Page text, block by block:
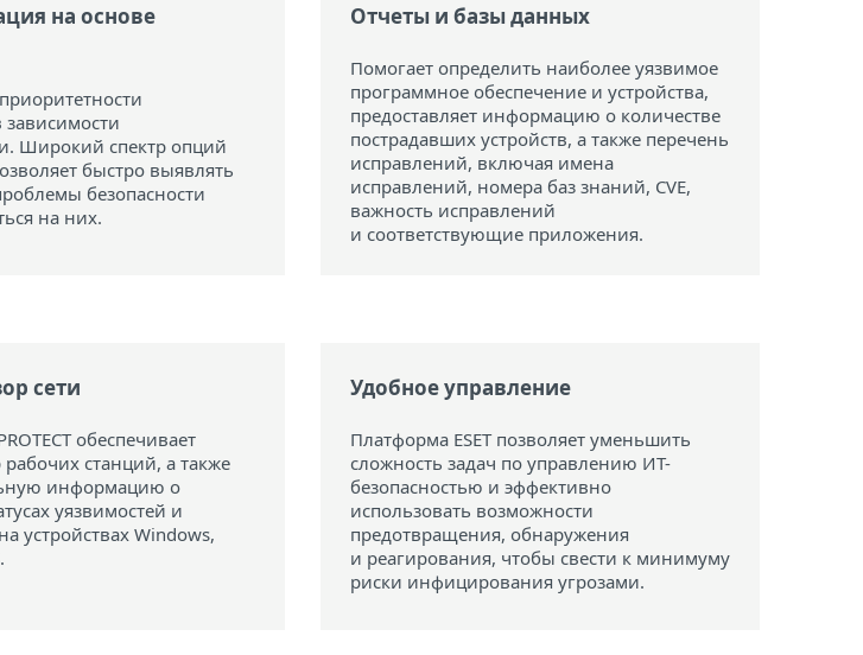
на основе
зависимости
Широкий спектр опций
быстро выявлять
безопасности
на них.
Отчеты и базы данных
Помогает определить наиболее уязвимое
программное обеспечение и устройства,
предоставляет информацию о количестве
пострадавших устройств, а также перечень
исправлений, включая имена
исправлений, номера баз знаний, CVE,
важность исправлений
и соответствующие приложения.
сети
обеспечивает
станций, а также
информацию о
уязвимостей и
устройствах Windows,
Удобное управление
Платформа ESET позволяет уменьшить
сложность задач по управлению ИТ-
безопасностью и эффективно
использовать возможности
предотвращения, обнаружения
и реагирования, чтобы свести к минимуму
риски инфицирования угрозами.